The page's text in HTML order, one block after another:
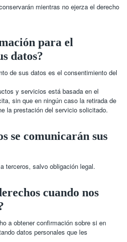
mientras no ejerza el derecho
para el
datos?
de sus datos es el consentimiento del
y servicios está basada en el
sin que en ningún caso la retirada de
la prestación del servicio solicitado.
se comunicarán sus
terceros, salvo obligación legal.
cuando nos
a obtener confirmación sobre si en
datos personales que les